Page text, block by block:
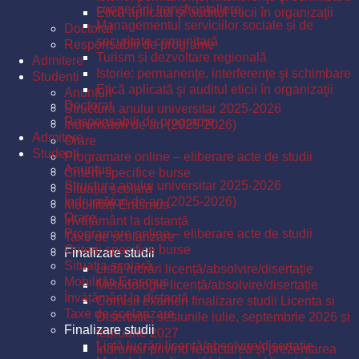
Etică aplicată şi auditul eticii în organizaţii
Doctorat
Responsabili de programe
Admitere
Studenți
Anunțuri
Structura anului universitar 2025-2026
Îndrumători de an (2025-2026)
Orare
Programare online – eliberare acte de studii
Criterii specifice burse
Situația școlară
Mobilități Erasmus
Învățământ la distanță
Taxe de școlarizare
Finalizare studii
Listă lucrări licență/absolvire/disertație
Metodologie licență/absolvire/disertație
Comisii examen finalizare studii Licenta si
Disertatie, sesiunile iulie, septembrie 2026 și
februarie 2027
Îndrumar privind redactarea și prezentarea
cooperării transfrontaliere
Managementul serviciilor sociale și de
securitate comunitară
Turism și dezvoltare regională
Istorie: permanenţe, interferenţe şi schimbare
Etică aplicată şi auditul eticii în organizaţii
Doctorat
Responsabili de programe
Admitere
Studenți
Anunțuri
Structura anului universitar 2025-2026
Îndrumători de an (2025-2026)
Orare
Programare online – eliberare acte de studii
Criterii specifice burse
Situația școlară
Mobilități Erasmus
Învățământ la distanță
Taxe de școlarizare
Finalizare studii
Listă lucrări licență/absolvire/disertație